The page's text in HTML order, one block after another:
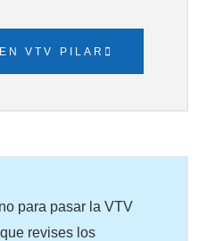
VTV PILAR
para pasar la VTV
revises los